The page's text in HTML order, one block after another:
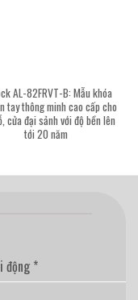
AL-82FRVT-B: Mẫu khóa
tay thông minh cao cấp cho
cửa đại sảnh với độ bền lên
tới 20 năm